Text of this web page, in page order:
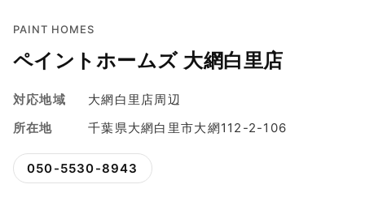
PAINT HOMES
ペイントホームズ 大網白里店
対応地域
大網白里店周辺
所在地
千葉県大網白里市大網112-2-106
050-5530-8943